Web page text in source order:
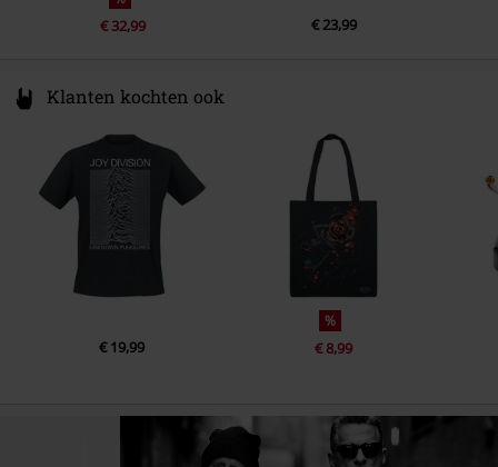
€ 32,99 € 23,99
Klanten kochten ook
€ 19,99
%
€ 8,99